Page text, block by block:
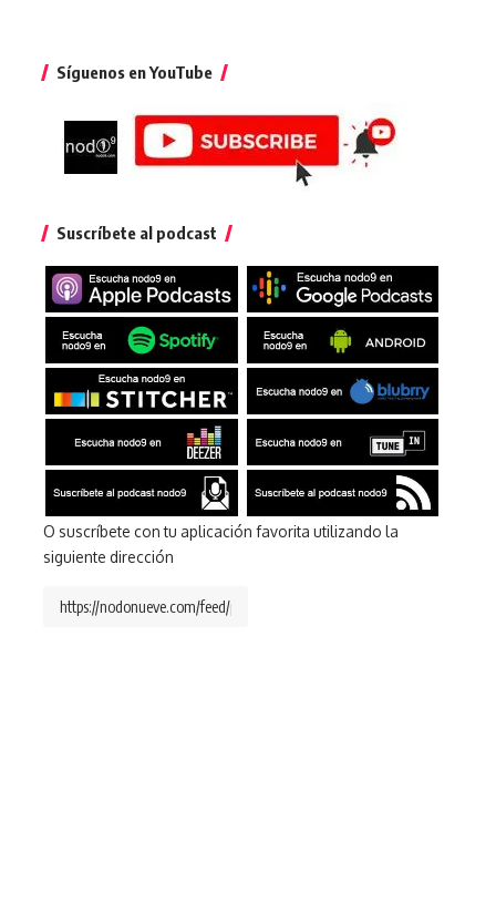
Síguenos en YouTube
Suscríbete al podcast
O suscríbete con tu aplicación favorita utilizando la
siguiente dirección